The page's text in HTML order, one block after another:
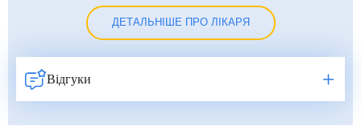
ДЕТАЛЬНІШЕ ПРО ЛІКАРЯ
Відгуки